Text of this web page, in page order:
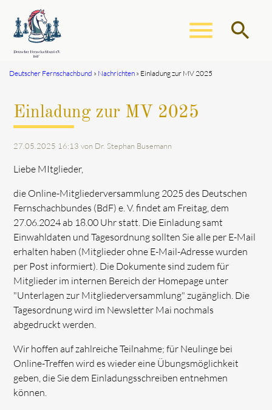
menu search
Deutscher Fernschachbund Nachrichten Einladung zur MV 2025
Einladung zur MV 2025
27.05.2025 16:13 von Dr. Stephan Busemann
Liebe MItglieder,
die Online-Mitgliederversammlung 2025 des Deutschen
Fernschachbundes (BdF) e. V. findet am Freitag, dem
27.06.2024 ab 18.00 Uhr statt. Die Einladung samt
Einwahldaten und Tagesordnung sollten Sie alle per E-Mail
erhalten haben (Mitglieder ohne E-Mail-Adresse wurden
per Post informiert). Die Dokumente sind zudem für
Mitglieder im internen Bereich der Homepage unter
"Unterlagen zur Mitgliederversammlung" zugänglich. Die
Tagesordnung wird im Newsletter Mai nochmals
abgedruckt werden.
Wir hoffen auf zahlreiche Teilnahme; für Neulinge bei
Online-Treffen wird es wieder eine Übungsmöglichkeit
geben, die Sie dem Einladungsschreiben entnehmen
können.